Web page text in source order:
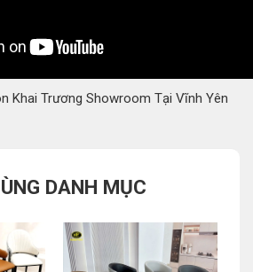
Khai Trương Showroom Tại Vĩnh Yên
DANH MỤC